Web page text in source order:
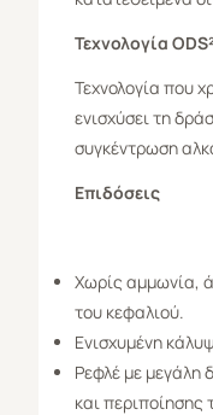
Τεχνολογία
Τεχνολογία που
ενισχύσει τη
συγκέντρωση
Επιδόσεις
Χωρίς αμμωνία,
του κεφαλιού.
Ενισχυμένη
Ρεφλέ με μεγάλη
και περιποίησης